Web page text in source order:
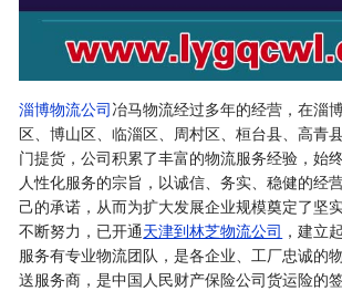
淄博物流公司冶马物流经过多年的经营，在淄
区、博山区、临淄区、周村区、桓台县、高青
门提货，公司积累了丰富的物流服务经验，始
人性化服务的宗旨，以诚信、务实、稳健的经
己的承诺，从而为扩大发展企业规模奠定了坚
不断努力，已开通天津到林芝物流公司 ，建立
服务有专业物流团队，是各企业、工厂忠诚的
送服务商，是中国人民财产保险公司货运险的